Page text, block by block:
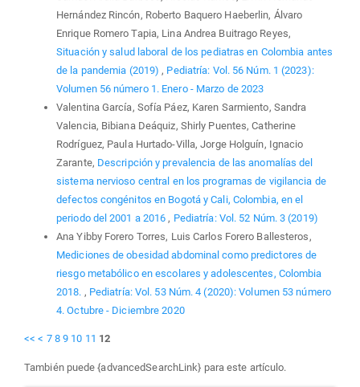
Hernández Rincón, Roberto Baquero Haeberlin, Álvaro
Enrique Romero Tapia, Lina Andrea Buitrago Reyes,
Situación y salud laboral de los pediatras en Colombia antes
de la pandemia (2019), Pediatría: Vol. 56 Núm. 1 (2023):
Volumen 56 número 1. Enero - Marzo de 2023
Valentina García, Sofía Páez, Karen Sarmiento, Sandra
Valencia, Bibiana Deáquiz, Shirly Puentes, Catherine
Rodríguez, Paula Hurtado-Villa, Jorge Holguín, Ignacio
Zarante, Descripción y prevalencia de las anomalías del
sistema nervioso central en los programas de vigilancia de
defectos congénitos en Bogotá y Cali, Colombia, en el
periodo del 2001 a 2016, Pediatría: Vol. 52 Núm. 3 (2019)
Ana Yibby Forero Torres, Luis Carlos Forero Ballesteros,
Mediciones de obesidad abdominal como predictores de
riesgo metabólico en escolares y adolescentes, Colombia
2018. , Pediatría: Vol. 53 Núm. 4 (2020): Volumen 53 número
4. Octubre - Diciembre 2020
<< < 7 8 9 10 11 12
También puede {advancedSearchLink} para este artículo.